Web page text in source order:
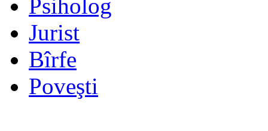
Psiholog
Jurist
Bîrfe
Poveşti